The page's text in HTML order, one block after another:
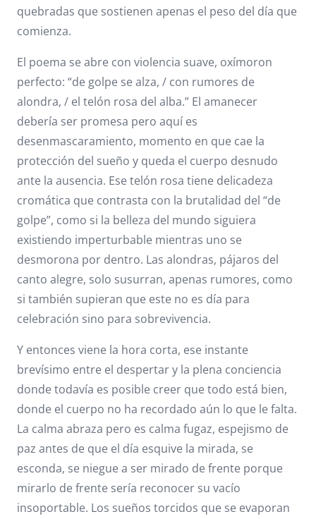
quebradas que sostienen apenas el peso del día que
comienza.
El poema se abre con violencia suave, oxímoron
perfecto: “de golpe se alza, / con rumores de
alondra, / el telón rosa del alba.” El amanecer
debería ser promesa pero aquí es
desenmascaramiento, momento en que cae la
protección del sueño y queda el cuerpo desnudo
ante la ausencia. Ese telón rosa tiene delicadeza
cromática que contrasta con la brutalidad del “de
golpe”, como si la belleza del mundo siguiera
existiendo imperturbable mientras uno se
desmorona por dentro. Las alondras, pájaros del
canto alegre, solo susurran, apenas rumores, como
si también supieran que este no es día para
celebración sino para sobrevivencia.
Y entonces viene la hora corta, ese instante
brevísimo entre el despertar y la plena conciencia
donde todavía es posible creer que todo está bien,
donde el cuerpo no ha recordado aún lo que le falta.
La calma abraza pero es calma fugaz, espejismo de
paz antes de que el día esquive la mirada, se
esconda, se niegue a ser mirado de frente porque
mirarlo de frente sería reconocer su vacío
insoportable. Los sueños torcidos que se evaporan